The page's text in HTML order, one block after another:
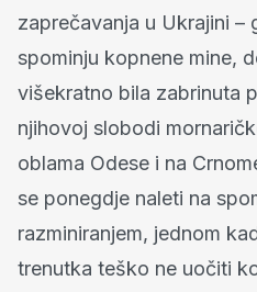
zaprečavanja u Ukrajini –
spominju kopnene mine,
višekratno bila zabrinuta
njihovoj slobodi
oblama Odese i na
se ponegdje naleti na
razminiranjem, jednom
trenutka teško ne uočiti